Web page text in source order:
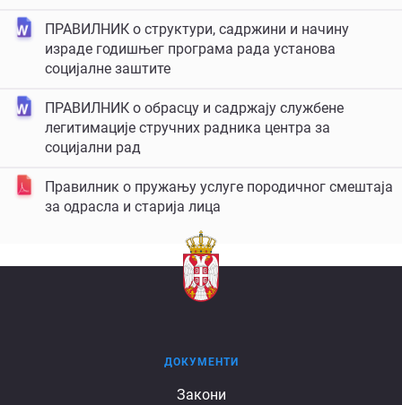
ПРАВИЛНИК о структури, садржини и начину
израде годишњег програма рада установа
социјалне заштите
ПРАВИЛНИК о обрасцу и садржају службене
легитимације стручних радника центра за
социјални рад
Правилник о пружању услуге породичног смештаја
за одрасла и старија лица
ДОКУМЕНТИ
Закони